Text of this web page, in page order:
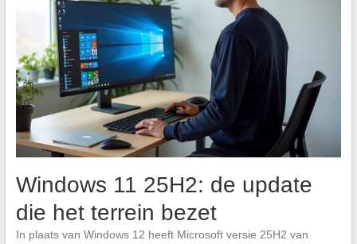
Windows 11 25H2: de update
die het terrein bezet
In plaats van Windows 12 heeft Microsoft versie 25H2 van